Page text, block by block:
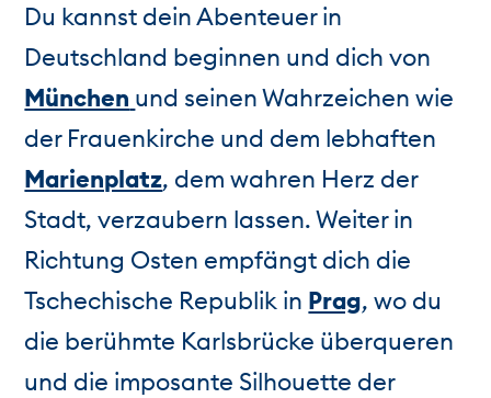
Du kannst dein Abenteuer in
Deutschland beginnen und dich von
München und seinen Wahrzeichen wie
der Frauenkirche und dem lebhaften
Marienplatz, dem wahren Herz der
Stadt, verzaubern lassen. Weiter in
Richtung Osten empfängt dich die
Tschechische Republik in Prag, wo du
die berühmte Karlsbrücke überqueren
und die imposante Silhouette der